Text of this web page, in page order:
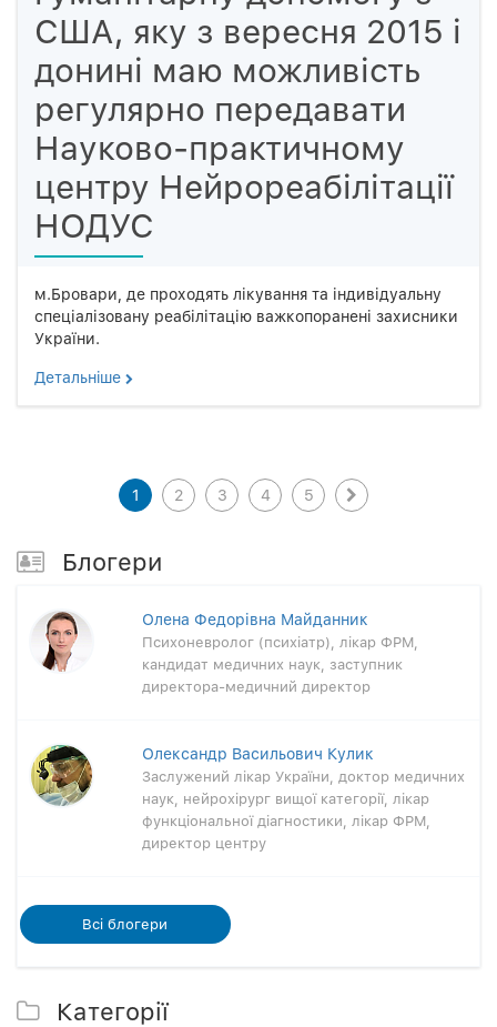
США, яку з вересня 2015 і
донині маю можливість
регулярно передавати
Науково-практичному
центру Нейрореабілітації
НОДУС
м.Бровари, де проходять лікування та індивідуальну
спеціалізовану реабілітацію важкопоранені захисники
України.
Детальнiше
1 2 3 4 5
Блогери
Олена Федорівна Майданник
Психоневролог (психіатр), лікар ФРМ,
кандидат медичних наук, заступник
директора-медичний директор
Олександр Васильович Кулик
Заслужений лікар України, доктор медичних
наук, нейрохірург вищої категорії, лікар
функціональної діагностики, лікар ФРМ,
директор центру
Всi блогери
Категорії